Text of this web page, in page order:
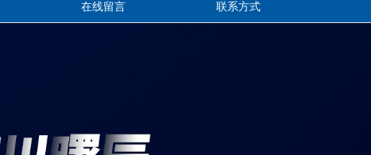
在线留言 联系方式